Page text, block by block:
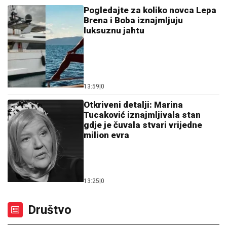
Pogledajte za koliko novca Lepa
Brena i Boba iznajmljuju
luksuznu jahtu
13:59 0
Otkriveni detalji: Marina
Tucaković iznajmljivala stan
gdje je čuvala stvari vrijedne
milion evra
13:25 0
Društvo